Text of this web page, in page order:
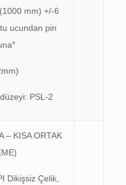
mm) +/-6
ucundan pin
PSL-2
– KISA ORTAK
Dikişsiz Çelik,